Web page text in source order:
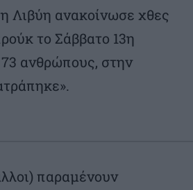
Λιβύη ανακοίνωσε χθες
το Σάββατο 13η
73 ανθρώπους, στην
παραμένουν